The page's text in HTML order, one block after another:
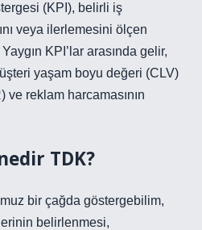
(KPI), belirli iş
veya ilerlemesini ölçen
KPI’lar arasında gelir,
yaşam boyu değeri (CLV)
ve reklam harcamasının
TDK?
bir çağda göstergebilim,
belirlenmesi,